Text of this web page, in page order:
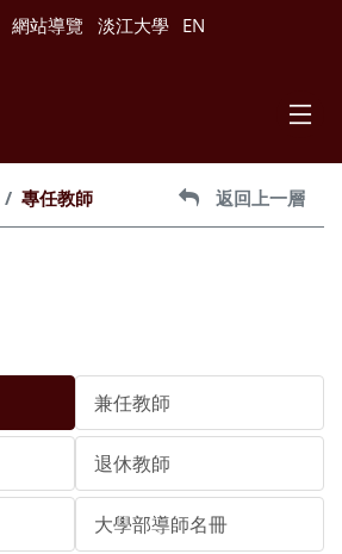
網站導覽 淡江大學 EN
專任教師 返回上一層
兼任教師
退休教師
大學部導師名冊